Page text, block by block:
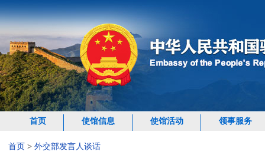
首页 使馆信息 使馆活动 领事服务
首页 > 外交部发言人谈话